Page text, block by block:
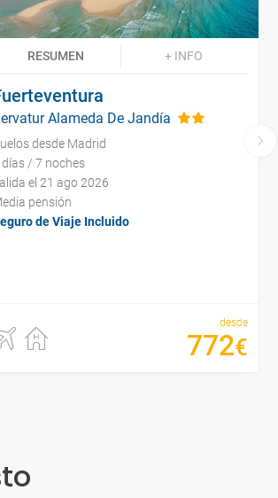
RESUMEN + INFO
Alameda De Jandía
desde Madrid
días / 7 noches
el 21 ago 2026
pensión
de Viaje Incluido
desde
772€